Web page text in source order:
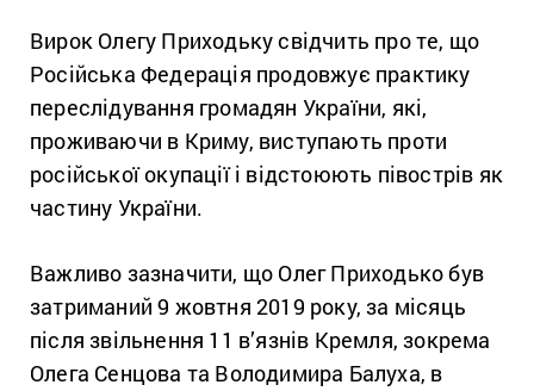
Вирок Олегу Приходьку свідчить про те, що
Російська Федерація продовжує практику
переслідування громадян України, які,
проживаючи в Криму, виступають проти
російської окупації і відстоюють півострів як
частину України.
Важливо зазначити, що Олег Приходько був
затриманий 9 жовтня 2019 року, за місяць
після звільнення 11 в’язнів Кремля, зокрема
Олега Сенцова та Володимира Балуха, в